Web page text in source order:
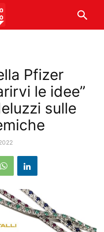
Pfizer
le idee”
sulle